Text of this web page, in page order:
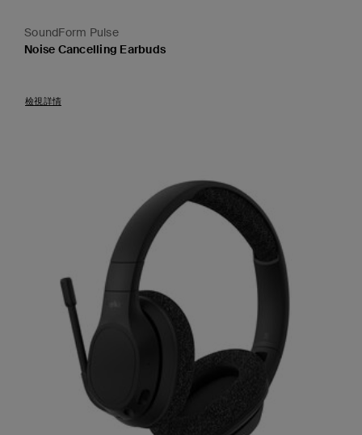
SoundForm Pulse
Noise Cancelling Earbuds
檢視詳情